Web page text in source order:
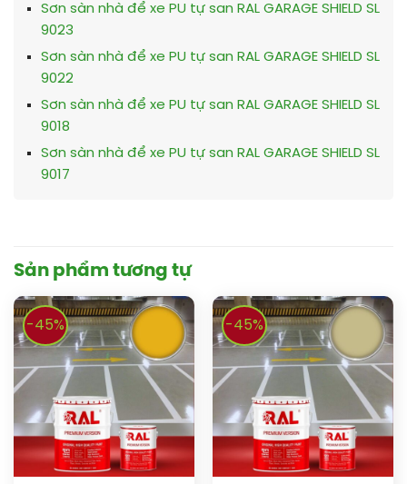
Sơn sàn nhà để xe PU tự san RAL GARAGE SHIELD SL
9023
Sơn sàn nhà để xe PU tự san RAL GARAGE SHIELD SL
9022
Sơn sàn nhà để xe PU tự san RAL GARAGE SHIELD SL
9018
Sơn sàn nhà để xe PU tự san RAL GARAGE SHIELD SL
9017
Sản phẩm tương tự
-45% -45%